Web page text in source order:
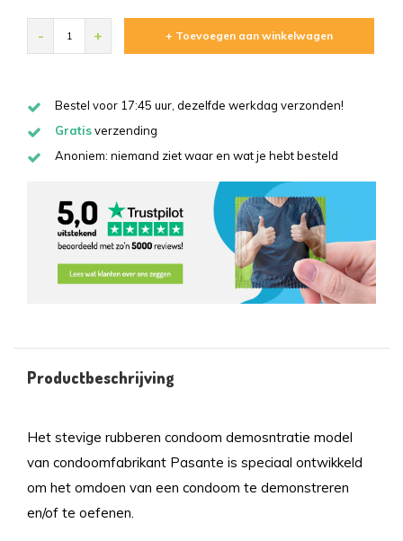
- + + Toevoegen aan winkelwagen
Bestel voor 17:45 uur, dezelfde werkdag verzonden!
Gratisverzending
Anoniem: niemand ziet waar en wat je hebt besteld
Productbeschrijving
Het stevige rubberen condoom demosntratie model
van condoomfabrikant Pasante is speciaal ontwikkeld
om het omdoen van een condoom te demonstreren
en/of te oefenen.